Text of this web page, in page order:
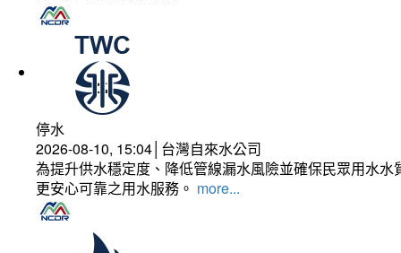
停水
2026-08-10, 15:04│台灣自來水公司
為提升供水穩定度、降低管線漏水風險並確保民眾用水
更安心可靠之用水服務。 more...